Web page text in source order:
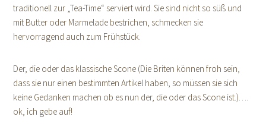
traditionell zur „Tea-Time“ serviert wird. Sie sind nicht so süß und
mit Butter oder Marmelade bestrichen, schmecken sie
hervorragend auch zum Frühstück.
Der, die oder das klassische Scone (Die Briten können froh sein,
dass sie nur einen bestimmten Artikel haben, so müssen sie sich
keine Gedanken machen ob es nun der, die oder das Scone ist.)….
ok, ich gebe auf!